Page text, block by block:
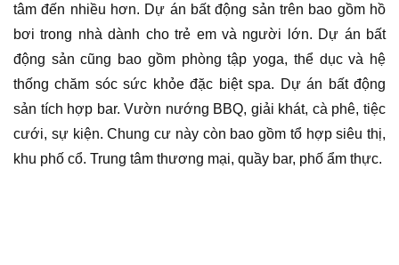
tâm đến nhiều hơn. Dự án bất động sản trên bao gồm hồ
bơi trong nhà dành cho trẻ em và người lớn. Dự án bất
động sản cũng bao gồm phòng tập yoga, thể dục và hệ
thống chăm sóc sức khỏe đặc biệt spa. Dự án bất động
sản tích hợp bar. Vườn nướng BBQ, giải khát, cà phê, tiệc
cưới, sự kiện. Chung cư này còn bao gồm tổ hợp siêu thị,
khu phố cổ. Trung tâm thương mại, quầy bar, phố ẩm thực.